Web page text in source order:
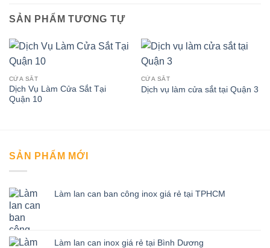
SẢN PHẨM TƯƠNG TỰ
CỬA SẮT
Dịch Vụ Làm Cửa Sắt Tại
Quận 10
CỬA SẮT
Dịch vụ làm cửa sắt tại Quận 3
SẢN PHẨM MỚI
Làm lan can ban công inox giá rẻ tại TPHCM
Làm lan can inox giá rẻ tại Bình Dương